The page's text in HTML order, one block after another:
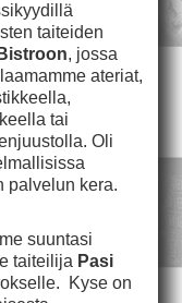
taiteiden
, jossa
ateriat,
tai
Oli
palvelun kera.
suuntasi
taiteilija Pasi
Kyse on